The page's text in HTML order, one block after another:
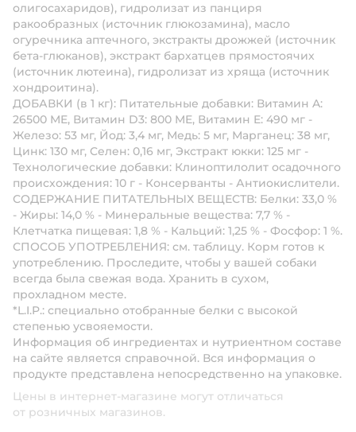
олигосахаридов), гидролизат из панциря
ракообразных (источник глюкозамина), масло
огуречника аптечного, экстракты дрожжей (источник
бета-глюканов), экстракт бархатцев прямостоячих
(источник лютеина), гидролизат из хряща (источник
хондроитина).
ДОБАВКИ (в 1 кг): Питательные добавки: Витамин A:
26500 ME, Витамин D3: 800 ME, Витамин E: 490 мг -
Железо: 53 мг, Йод: 3,4 мг, Медь: 5 мг, Марганец: 38 мг,
Цинк: 130 мг, Ceлeн: 0,16 мг, Экстракт юкки: 125 мг -
Технологические добавки: Клиноптилолит осадочного
происхождения: 10 г - Консерванты - Антиокислители.
СОДЕРЖАНИЕ ПИТАТЕЛЬНЫХ ВЕЩЕСТВ: Белки: 33,0 %
- Жиры: 14,0 % - Минеральные вещества: 7,7 % -
Клетчатка пищевая: 1,8 % - Кальций: 1,25 % - Фосфор: 1 %.
СПОСОБ УПОТРЕБЛЕНИЯ: см. таблицу. Корм готов к
употреблению. Проследите, чтобы у вашей собаки
всегда была свежая вода. Хранить в сухом,
прохладном месте.
*L.I.P.: специально отобранные белки с высокой
степенью усвояемости.
Информация об ингредиентах и нутриентном составе
на сайте является справочной. Вся информация о
продукте представлена непосредственно на упаковке.
Цены в интернет-магазине могут отличаться
от розничных магазинов.